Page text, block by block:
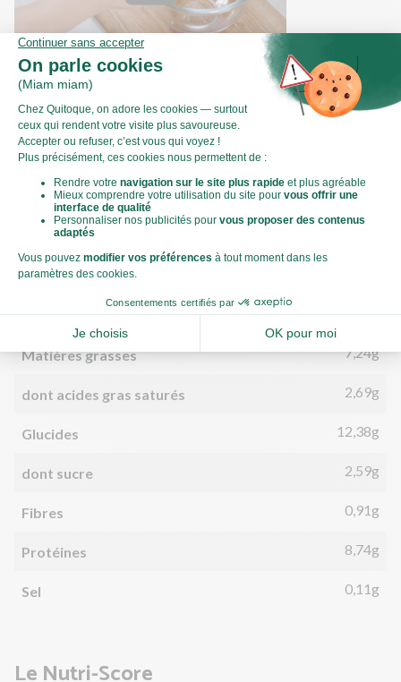
Comment faire des segments d'agrumes
?
Valeurs nutritionnelles
Par personne Pour 100g
Énergie (kJ)
Énergie (kCal) 153kCal
Matières grasses 7,24g
dont acides gras saturés 2,69g
Glucides 12,38g
dont sucre 2,59g
Fibres 0,91g
Protéines 8,74g
Sel 0,11g
Le Nutri-Score